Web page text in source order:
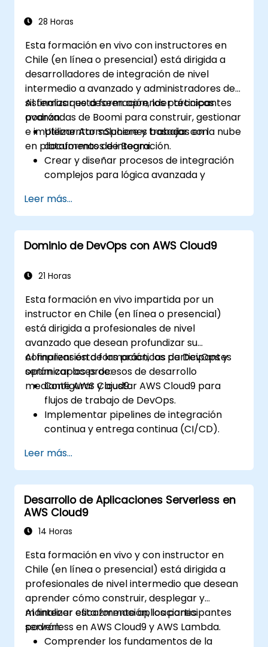
aplicaciones.
para Atom, Molecule y Atom Cloud.
Habilitar la integración y gestión de
servicios web y APIs con Boomi.
28 Horas
Esta formación en vivo con instructores en
Chile (en línea o presencial) está dirigida a
desarrolladores de integración de nivel
intermedio a avanzado y administradores de
sistemas que deseen aprender técnicas
avanzadas de Boomi para construir, gestionar
e implementar soluciones basadas en la nube
en plataformas de integración.
Al finalizar esta formación, los participantes
podrán:
Utilizar AtomSphere y trabajar con
documentos de Boomi.
Crear y diseñar procesos de integración
complejos para lógica avanzada y
Gestionar el despliegue de procesos de
integración, registros (logs) e informes.
Capturar y manejar errores.
Aplicar prácticas recomendadas y
Leer más...
Dominio de DevOps con AWS Cloud9
21 Horas
Esta formación en vivo impartida por un
instructor en Chile (en línea o presencial)
está dirigida a profesionales de nivel
avanzado que desean profundizar su
comprensión de las prácticas de DevOps y
optimizar los procesos de desarrollo
mediante AWS Cloud9.
Al finalizar esta formación, los participantes
serán capaces de:
Configurar y ajustar AWS Cloud9 para
flujos de trabajo de DevOps.
Implementar pipelines de integración
continua y entrega continua (CI/CD).
implementación de procesos utilizando
AWS Cloud9.
Integrar servicios de AWS como Lambda,
EC2 y S3 en flujos de trabajo de DevOps.
Utilizar sistemas de control de versiones
como GitHub o GitLab dentro de AWS
Leer más...
Desarrollo de Aplicaciones Serverless en
AWS Cloud9
14 Horas
Esta formación en vivo y con instructor en
Chile (en línea o presencial) está dirigida a
profesionales de nivel intermedio que desean
aprender cómo construir, desplegar y
mantener eficazmente aplicaciones
serverless en AWS Cloud9 y AWS Lambda.
Al finalizar esta formación, los participantes
podrán:
Comprender los fundamentos de la